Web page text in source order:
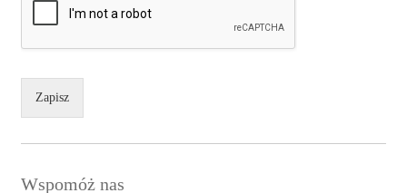
Zapisz
Wspomóż nas